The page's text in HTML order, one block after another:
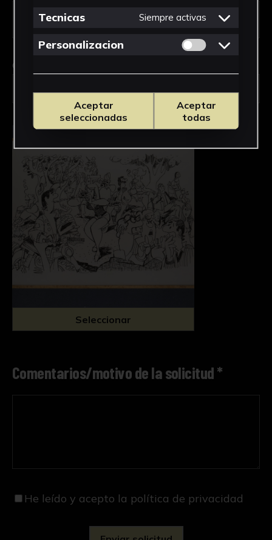
Obra en la que está interesado/a
FAC-258/Campo
Seleccionar
Comentarios/motivo de la solicitud *
He leído y acepto la política de privacidad
Tecnicas Siempre activas
Personalizacion Permitir cookies
Aceptar
seleccionadas
Aceptar
todas